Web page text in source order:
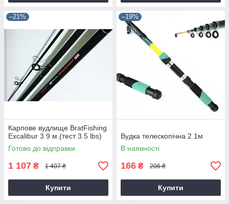
–21%
Карпове вудлище BratFishing
Excalibur 3.9 м.(тест 3.5 lbs)
Готово до відправки
1 107 ₴ 1 407 ₴
Купити
–19%
Вудка телескопічна 2.1м
В наявності
166 ₴ 206 ₴
Купити